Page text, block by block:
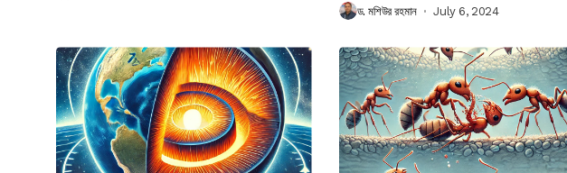
ড. মশিউর রহমান July 6, 2024